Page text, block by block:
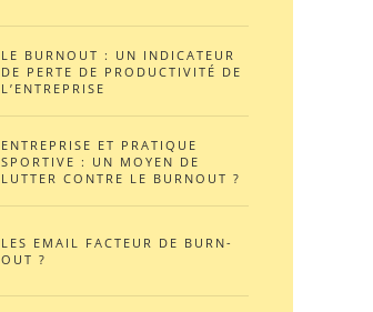
LE BURNOUT : UN INDICATEUR
DE PERTE DE PRODUCTIVITÉ DE
L’ENTREPRISE
ENTREPRISE ET PRATIQUE
SPORTIVE : UN MOYEN DE
LUTTER CONTRE LE BURNOUT ?
LES EMAIL FACTEUR DE BURN-
OUT ?